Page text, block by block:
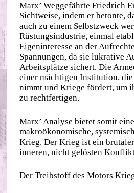
Marx’ Weggefährte Friedrich
Sichtweise, indem er betonte,
auch zu einem Selbstzweck
Rüstungsindustrie, einmal
Eigeninteresse an der
Spannungen, da sie lukrative
Arbeitsplätze sichert. Die
einer mächtigen Institution,
nimmt und Kriege fördert, um
zu rechtfertigen.
Marx’ Analyse bietet somit eine
makroökonomische,
Krieg. Der Krieg ist ein
inneren, nicht gelösten
Der Treibstoff des Motors